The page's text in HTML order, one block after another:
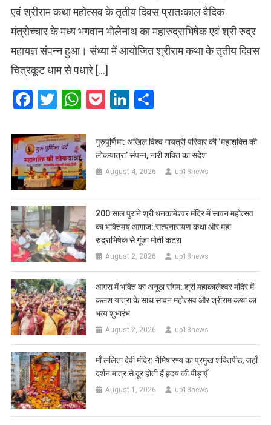
एवं श्रीराम कथा महोत्सव के तृतीय दिवस प्रातःकाल वैदिक
मंत्रोच्चार के मध्य भगवान भोलेनाथ का महारुद्राभिषेक एवं श्री रुद्र
महायज्ञ संपन्न हुआ। संध्या में आयोजित श्रीराम कथा के तृतीय दिवस
चित्रकूट धाम से पधारे […]
Facebook
Twitter
WhatsApp
PocketLinkedIn
गुरुपूर्णिमा: अखिल विश्व गायत्री परिवार की ‘महाशक्ति की
लोकयात्रा’ संपन्न, नारी शक्ति का संदेश
August 4, 2026 up18news
200 साल पुराने श्री धनकामेश्वर मंदिर में सावन महोत्सव
का भक्तिमय आगाज: सत्यनारायण कथा और महा
रुद्राभिषेक से गूंजा मोती कटरा
August 2, 2026 up18news
आगरा में भक्ति का अनूठा संगम: श्री महाकालेश्वर मंदिर में
कलश यात्रा के साथ सावन महोत्सव और श्रीराम कथा का
भव्य शुभारंभ
August 2, 2026 up18news
​माँ ललिता देवी मंदिर: नैमिषारण्य का प्रमुख शक्तिपीठ, जहाँ
दर्शन मात्र से दूर होती हैं हृदय की पीड़ाएँ
August 1, 2026 up18news